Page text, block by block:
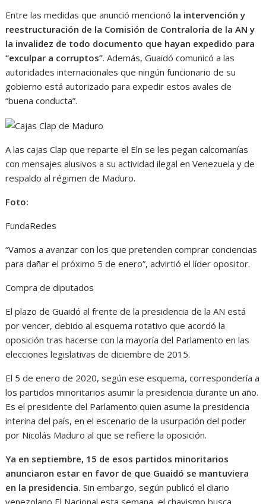
Entre las medidas que anunció mencionó la intervención y
reestructuración de la Comisión de Contraloría de la AN y
la invalidez de todo documento que hayan expedido para
“exculpar a corruptos”. Además, Guaidó comunicó a las
autoridades internacionales que ningún funcionario de su
gobierno está autorizado para expedir estos avales de
“buena conducta”.
A las cajas Clap que reparte el Eln se les pegan calcomanías
con mensajes alusivos a su actividad ilegal en Venezuela y de
respaldo al régimen de Maduro.
Foto:
FundaRedes
“Vamos a avanzar con los que pretenden comprar conciencias
para dañar el próximo 5 de enero”, advirtió el líder opositor.
Compra de diputados
El plazo de Guaidó al frente de la presidencia de la AN está
por vencer, debido al esquema rotativo que acordó la
oposición tras hacerse con la mayoría del Parlamento en las
elecciones legislativas de diciembre de 2015.
El 5 de enero de 2020, según ese esquema, correspondería a
los partidos minoritarios asumir la presidencia durante un año.
Es el presidente del Parlamento quien asume la presidencia
interina del país, en el escenario de la usurpación del poder
por Nicolás Maduro al que se refiere la oposición.
Ya en septiembre, 15 de esos partidos minoritarios
anunciaron estar en favor de que Guaidó se mantuviera
en la presidencia.Sin embargo, según publicó el diario